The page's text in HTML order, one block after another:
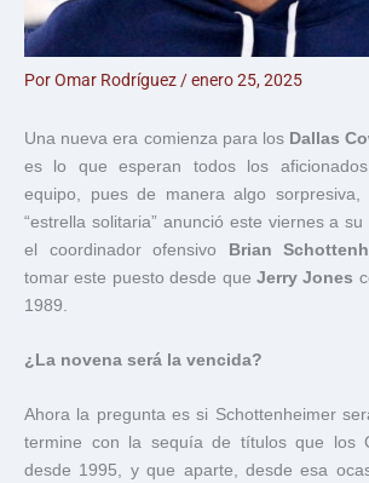
PorOmar Rodríguez /enero 25, 2025
Una nueva era comienza para los Dallas
es lo que esperan todos los
equipo, pues de manera algo
“estrella solitaria” anunció este viernes a
el coordinador ofensivo Brian
tomar este puesto desde que Jerry Jones
1989.
¿La novena será la vencida?
Ahora la pregunta es si Schottenheimer
termine con la sequía de títulos que los
desde 1995, y que aparte, desde esa